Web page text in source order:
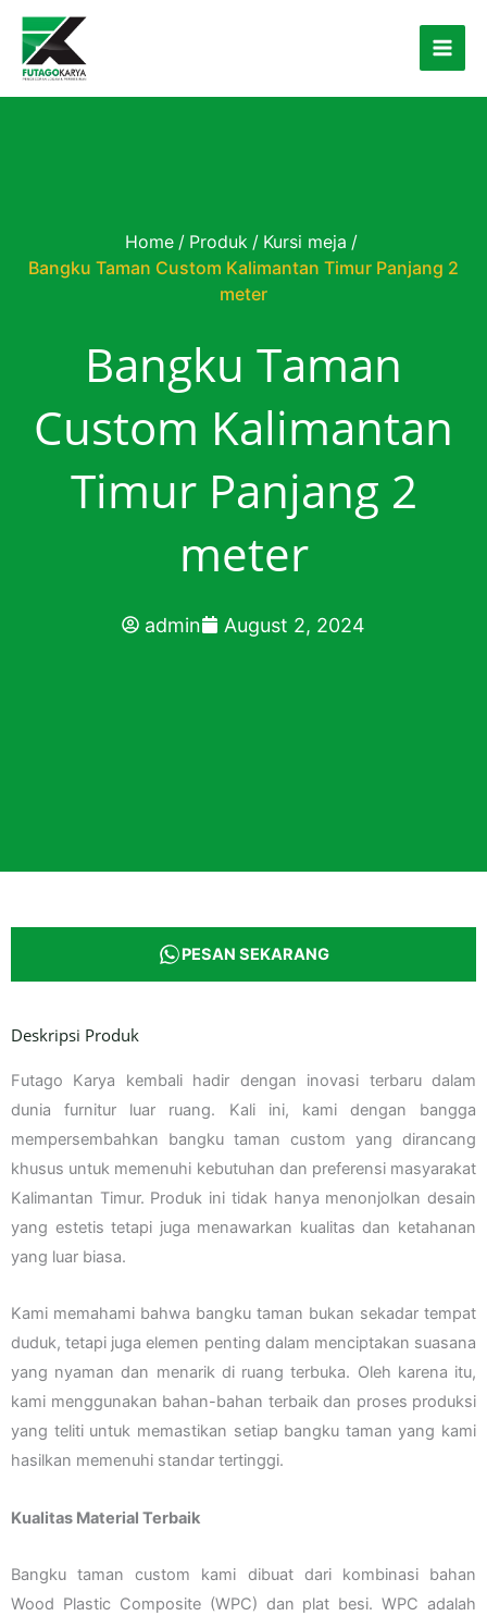
Skip to content
Home / Produk / Kursi meja /
Bangku Taman Custom Kalimantan Timur Panjang 2
meter
Bangku Taman
Custom Kalimantan
Timur Panjang 2
meter
admin August 2, 2024
PESAN SEKARANG
Deskripsi Produk
Futago Karya kembali hadir dengan inovasi terbaru dalam
dunia furnitur luar ruang. Kali ini, kami dengan bangga
mempersembahkan bangku taman custom yang dirancang
khusus untuk memenuhi kebutuhan dan preferensi masyarakat
Kalimantan Timur. Produk ini tidak hanya menonjolkan desain
yang estetis tetapi juga menawarkan kualitas dan ketahanan
yang luar biasa.
Kami memahami bahwa bangku taman bukan sekadar tempat
duduk, tetapi juga elemen penting dalam menciptakan suasana
yang nyaman dan menarik di ruang terbuka. Oleh karena itu,
kami menggunakan bahan-bahan terbaik dan proses produksi
yang teliti untuk memastikan setiap bangku taman yang kami
hasilkan memenuhi standar tertinggi.
Kualitas Material Terbaik
Bangku taman custom kami dibuat dari kombinasi bahan
Wood Plastic Composite (WPC) dan plat besi. WPC adalah